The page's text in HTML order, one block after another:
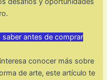
saber antes de comprar
conocer más sobre
de arte, este artículo te